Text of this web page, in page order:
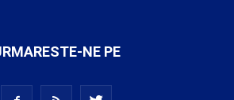
NE PE